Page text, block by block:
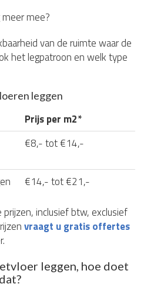
mee?
van de ruimte waar de
het legpatroon en welk type
leggen
Prijs per m2*
€8,- tot €14,-
€14,- tot €21,-
inclusief btw, exclusief
vraagt u gratis offertes
leggen, hoe doet